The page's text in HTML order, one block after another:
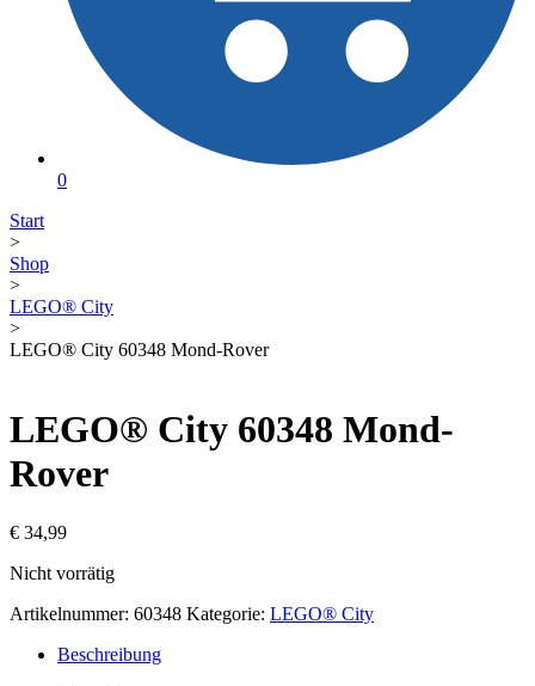
0
Start
>
Shop
>
LEGO® City
>
LEGO® City 60348 Mond-Rover
LEGO® City 60348 Mond-
Rover
€ 34,99
Nicht vorrätig
Artikelnummer: 60348 Kategorie: LEGO® City
Beschreibung